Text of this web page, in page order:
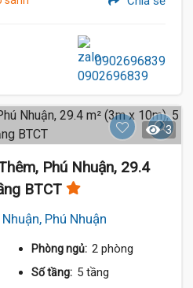
0902696839
3
Phú Nhuận, 29.4
BTCT
Phú Nhuận
Phòng ngủ: 2 phòng
Số tầng: 5 tầng